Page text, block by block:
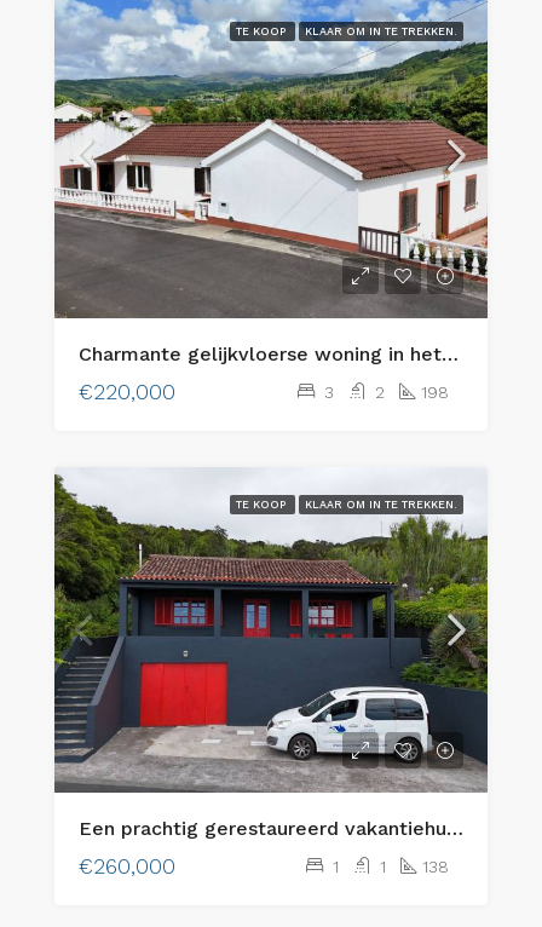
TE KOOP KLAAR OM IN TE TREKKEN.
Charmante gelijkvloerse woning in het schilderachtige Flamengos, Horta
€220,000 3 2 198
TE KOOP KLAAR OM IN TE TREKKEN.
Een prachtig gerestaureerd vakantiehuis aan de kust op het eiland Faial, Azoren!
€260,000 1 1 138